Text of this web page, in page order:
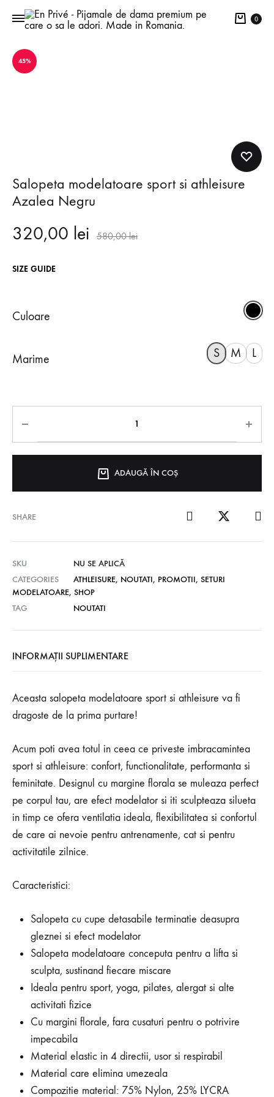
Cart
0
45%
Salopeta modelatoare sport si athleisure
Azalea Negru
320,00 lei 580,00lei
SIZE GUIDE
Culoare
Marime S M L
ADAUGĂ ÎN COȘ
SHARE
SKU
NU SE APLICĂ
CATEGORIES
ATHLEISURE, NOUTATI, PROMOTII, SETURI
MODELATOARE, SHOP
TAG
NOUTATI
INFORMAȚII SUPLIMENTARE
Aceasta salopeta modelatoare sport si athleisure va fi
dragoste de la prima purtare!
Acum poti avea totul in ceea ce priveste imbracamintea
sport si athleisure: confort, functionalitate, performanta si
feminitate. Designul cu margine florala se muleaza perfect
pe corpul tau, are efect modelator si iti sculpteaza silueta
in timp ce ofera ventilatia ideala, flexibilitatea si confortul
de care ai nevoie pentru antrenamente, cat si pentru
activitatile zilnice.
Caracteristici:
Salopeta cu cupe detasabile terminatie deasupra
gleznei si efect modelator
Salopeta modelatoare conceputa pentru a lifta si
sculpta, sustinand fiecare miscare
Ideala pentru sport, yoga, pilates, alergat si alte
activitati fizice
Cu margini florale, fara cusaturi pentru o potrivire
impecabila
Material elastic in 4 directii, usor si respirabil
Material care elimina umezeala
Compozitie material: 75% Nylon, 25% LYCRA